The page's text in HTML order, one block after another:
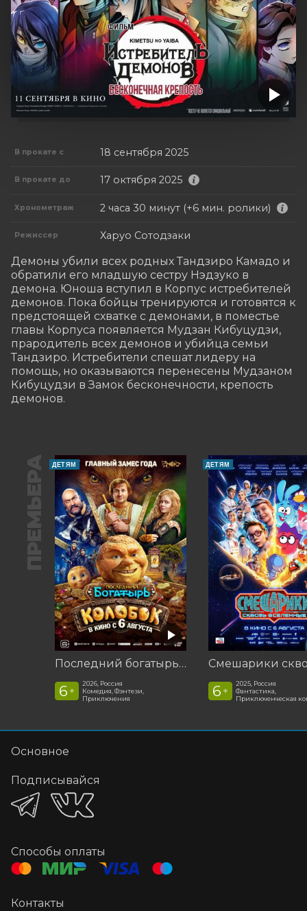
В прокате с 18 сентября 2025
В прокате до 17 октября 2025
Хронометраж 2 часа 30 минут (+6 мин. ролики)
Режиссер Харуо Сотодзаки
Демоны убили всех родных Тандзиро Камадо и
обратили его младшую сестру Нэдзуко в
демона. Юноша вступил в Корпус истребителей
демонов. Пока бойцы тренируются и готовятся к
предстоящей схватке с демонами, в поместье
главы Корпуса появляется Мудзан Кибуцудзи,
прародитель всех демонов и убийца семьи
Тандзиро. Истребители спешат лидеру на
помощь, но оказываются перенесены Мудзаном
Кибуцудзи в Замок бесконечности, крепость
демонов.
ПРЕМЬЕРА ДЕТЯМ
Последний богатырь. Колобок
6 +
2026, Россия
Комедия, Фэнтези,
Приключения
ДЕТЯМ
6 +
2025, Россия
Фантастика,
Приключенческая
Основное
Подписывайся
Способы оплаты
Контакты